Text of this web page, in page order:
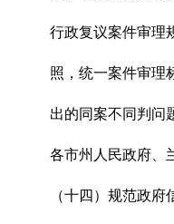
行政复议案件审理
照，统一案件审理
出的同案不同判问
各市州人民政府、
（十四）规范政